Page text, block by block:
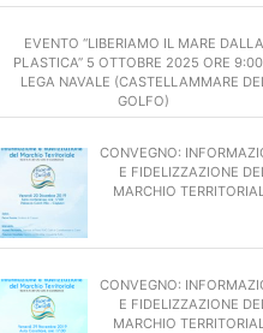
BANDI DI GARA E CONTRATTI
ALBO COLLABORATORI
ALBO FORNITORI DI BENI E SERVIZI
EVENTO “LIBERIAMO IL MARE DALLA
PLASTICA” 5 OTTOBRE 2025 ORE
LEGA NAVALE (CASTELLAMMARE DEL
GOLFO)
CONVEGNO:
E FIDELIZZAZIONE
MARCHIO
CONVEGNO:
E FIDELIZZAZIONE
MARCHIO